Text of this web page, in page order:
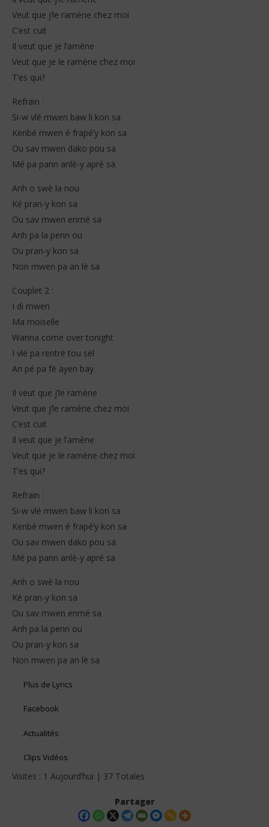
Veut que j’le ramène chez moi
C’est cuit
Il veut que je l’amène
Veut que je le ramène chez moi
T’es qui?
Refrain :
Si-w vlé mwen baw li kon sa
Kenbé mwen é frapé’y kon sa
Ou sav mwen dako pou sa
Mé pa pann anlè-y apré sa
Anh o swè la nou
Ké pran-y kon sa
Ou sav mwen enmé sa
Anh pa la penn ou
Ou pran-y kon sa
Non mwen pa an lè sa
Couplet 2 :
I di mwen
Ma moiselle
Wanna come over tonight
I vlé pa rentré tou sel
An pé pa fè ayen bay
Il veut que j’le ramène
Veut que j’le ramène chez moi
C’est cuit
Il veut que je l’amène
Veut que je le ramène chez moi
T’es qui?
Refrain :
Si-w vlé mwen baw li kon sa
Kenbé mwen é frapé’y kon sa
Ou sav mwen dako pou sa
Mé pa pann anlè-y apré sa
Anh o swè la nou
Ké pran-y kon sa
Ou sav mwen enmé sa
Anh pa la penn ou
Ou pran-y kon sa
Non mwen pa an lè sa
Plus de Lyrics
Facebook
Actualités
Clips Vidéos
Visites : 1 Aujourd’hui | 37 Totales
Partager